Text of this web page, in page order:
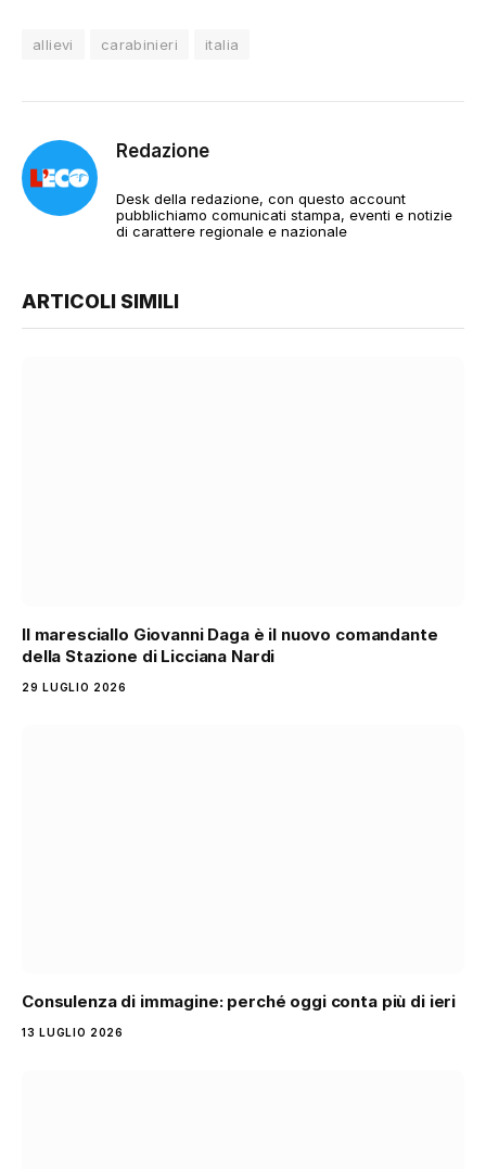
allievi carabinieri italia
Redazione
Desk della redazione, con questo account
pubblichiamo comunicati stampa, eventi e notizie
di carattere regionale e nazionale
ARTICOLI SIMILI
Il maresciallo Giovanni Daga è il nuovo comandante
della Stazione di Licciana Nardi
29 LUGLIO 2026
Consulenza di immagine: perché oggi conta più di ieri
13 LUGLIO 2026